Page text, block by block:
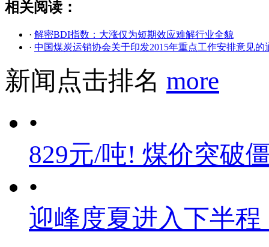
相关阅读：
· 解密BDI指数：大涨仅为短期效应难解行业全貌
· 中国煤炭运销协会关于印发2015年重点工作安排意见的
新闻点击排名 more
•
829元/吨! 煤价突破
•
迎峰度夏进入下半